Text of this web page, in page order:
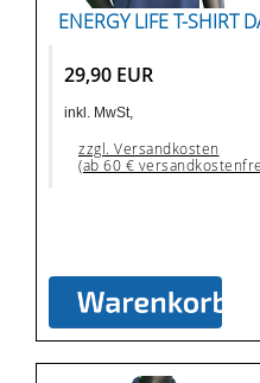
ENERGY LIFE T-SHIRT
29,90 EUR
inkl. MwSt,
zzgl. Versandkosten
(ab 60 €